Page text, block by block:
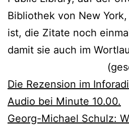
Bibliothek von New
ist, die Zitate noch
damit sie auch im
Die Rezension im
Audio bei Minute 10.00.
Georg-Michael Schulz: